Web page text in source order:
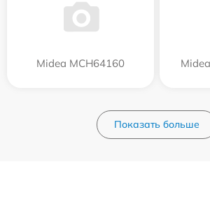
Midea MCH64160
Показать больше